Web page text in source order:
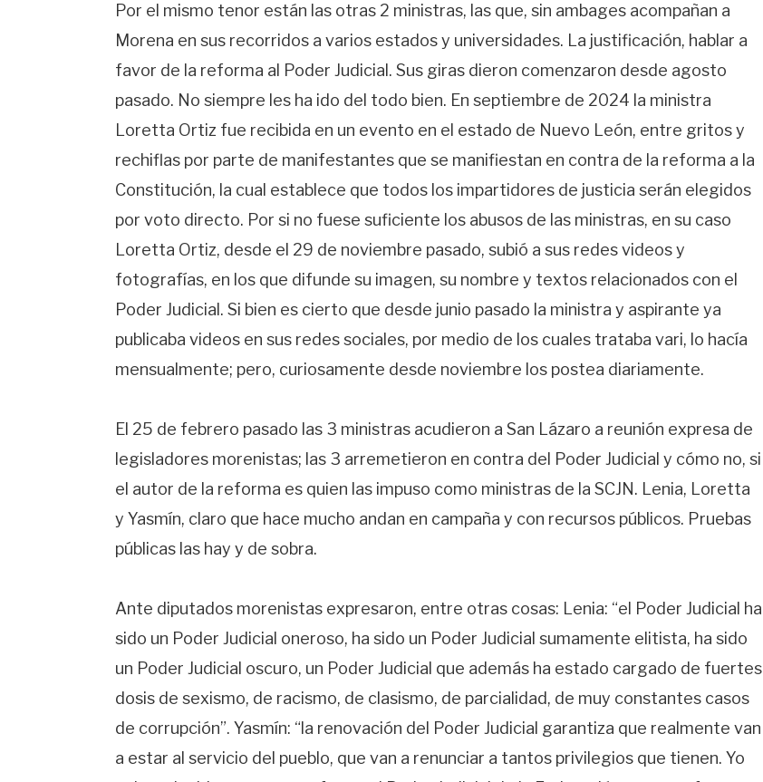
Por el mismo tenor están las otras 2 ministras, las que, sin ambages acompañan a
Morena en sus recorridos a varios estados y universidades. La justificación, hablar a
favor de la reforma al Poder Judicial. Sus giras dieron comenzaron desde agosto
pasado. No siempre les ha ido del todo bien. En septiembre de 2024 la ministra
Loretta Ortiz fue recibida en un evento en el estado de Nuevo León, entre gritos y
rechiflas por parte de manifestantes que se manifiestan en contra de la reforma a la
Constitución, la cual establece que todos los impartidores de justicia serán elegidos
por voto directo. Por si no fuese suficiente los abusos de las ministras, en su caso
Loretta Ortiz, desde el 29 de noviembre pasado, subió a sus redes videos y
fotografías, en los que difunde su imagen, su nombre y textos relacionados con el
Poder Judicial. Si bien es cierto que desde junio pasado la ministra y aspirante ya
publicaba videos en sus redes sociales, por medio de los cuales trataba vari, lo hacía
mensualmente; pero, curiosamente desde noviembre los postea diariamente.
El 25 de febrero pasado las 3 ministras acudieron a San Lázaro a reunión expresa de
legisladores morenistas; las 3 arremetieron en contra del Poder Judicial y cómo no, si
el autor de la reforma es quien las impuso como ministras de la SCJN. Lenia, Loretta
y Yasmín, claro que hace mucho andan en campaña y con recursos públicos. Pruebas
públicas las hay y de sobra.
Ante diputados morenistas expresaron, entre otras cosas: Lenia: “el Poder Judicial ha
sido un Poder Judicial oneroso, ha sido un Poder Judicial sumamente elitista, ha sido
un Poder Judicial oscuro, un Poder Judicial que además ha estado cargado de fuertes
dosis de sexismo, de racismo, de clasismo, de parcialidad, de muy constantes casos
de corrupción”. Yasmín: “la renovación del Poder Judicial garantiza que realmente van
a estar al servicio del pueblo, que van a renunciar a tantos privilegios que tienen. Yo